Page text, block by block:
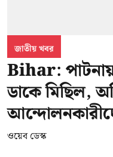
জাতীয় খবর
Bihar: পাটনায়
ডাকে মিছিল,
ওয়েব ডেস্ক